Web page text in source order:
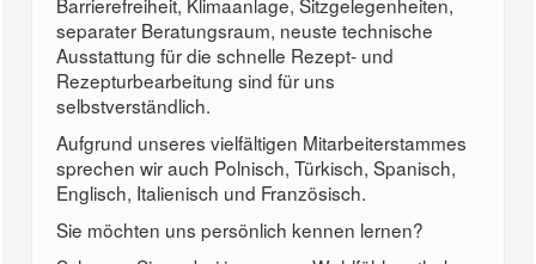
separater Beratungsraum, neuste technische
Ausstattung für die schnelle Rezept- und
Rezepturbearbeitung sind für uns
selbstverständlich.
Aufgrund unseres vielfältigen Mitarbeiterstammes
sprechen wir auch Polnisch, Türkisch, Spanisch,
Englisch, Italienisch und Französisch.
Sie möchten uns persönlich kennen lernen?